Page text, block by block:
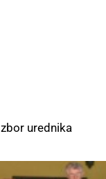
urednika